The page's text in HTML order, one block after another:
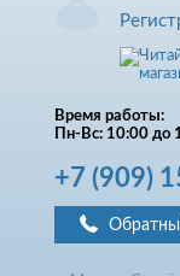
Время работы:
Пн-Вс: 10:00 до
+7 (909)